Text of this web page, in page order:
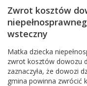
Zwrot kosztów
wsteczny
Matka dziecka
zwrot kosztów dowozu
zaznaczyła, że dowozi
gmina powinna zwrócić